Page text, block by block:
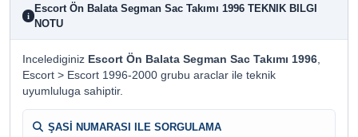
i
Escort Ön Balata Segman Sac Takımı 1996 TEKNIK BILGI
NOTU
Incelediginiz Escort Ön Balata Segman Sac Takımı 1996,
Escort > Escort 1996-2000 grubu araclar ile teknik
uyumluluga sahiptir.
ŞASİ NUMARASI ILE SORGULAMA